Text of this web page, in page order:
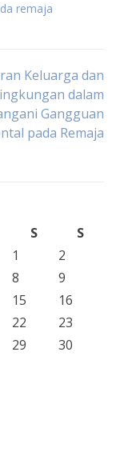
remaja
Keluarga dan
dalam
Gangguan
pada Remaja
S
S
1
2
8
9
15
16
22
23
29
30